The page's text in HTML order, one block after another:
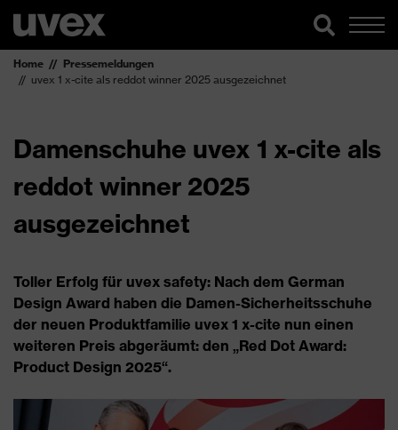
Home
Pressemeldungen
uvex 1 x-cite als reddot winner 2025 ausgezeichnet
Damenschuhe uvex 1 x-cite als
reddot winner 2025
ausgezeichnet
Toller Erfolg für uvex safety: Nach dem German
Design Award haben die Damen-Sicherheitsschuhe
der neuen Produktfamilie uvex 1 x-cite nun einen
weiteren Preis abgeräumt: den „Red Dot Award:
Product Design 2025“.